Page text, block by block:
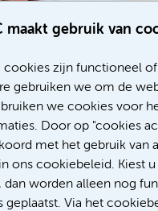
maakt gebruik van
cookies zijn functioneel
gebruiken we om de
we cookies voor
Door op "cookies
met het gebruik van
ons cookiebeleid. Kiest
dan worden alleen nog
geplaatst. Via het
Meer